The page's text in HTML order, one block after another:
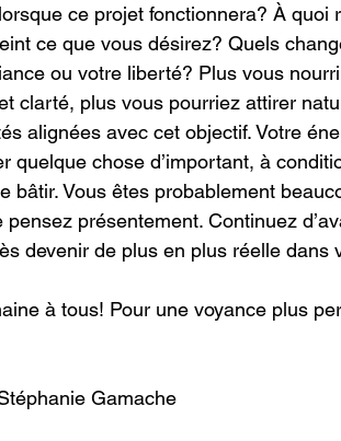
ce projet fonctionnera? À quoi
ce que vous désirez? Quels
ou votre liberté? Plus vous
clarté, plus vous pourriez attirer
alignées avec cet objectif. Votre
quelque chose d’important, à
bâtir. Vous êtes probablement
pensez présentement. Continuez
devenir de plus en plus réelle dans
à tous! Pour une voyance plus
Gamache